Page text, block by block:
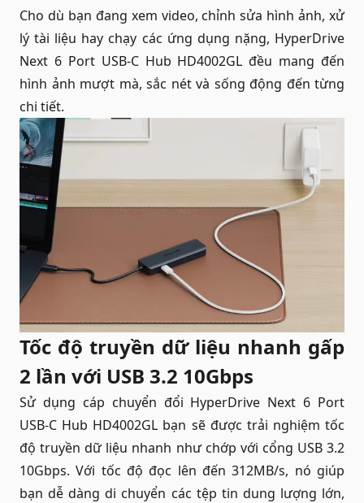
Cho dù bạn đang xem video, chỉnh sửa hình ảnh, xử
lý tài liệu hay chạy các ứng dụng nặng, HyperDrive
Next 6 Port USB-C Hub HD4002GL đều mang đến
hình ảnh mượt mà, sắc nét và sống động đến từng
chi tiết.
Tốc độ truyền dữ liệu nhanh gấp
2 lần với USB 3.2 10Gbps
Sử dụng cáp chuyển đổi HyperDrive Next 6 Port
USB-C Hub HD4002GL bạn sẽ được trải nghiệm tốc
độ truyền dữ liệu nhanh như chớp với cổng USB 3.2
10Gbps. Với tốc độ đọc lên đến 312MB/s, nó giúp
bạn dễ dàng di chuyển các tệp tin dung lượng lớn,